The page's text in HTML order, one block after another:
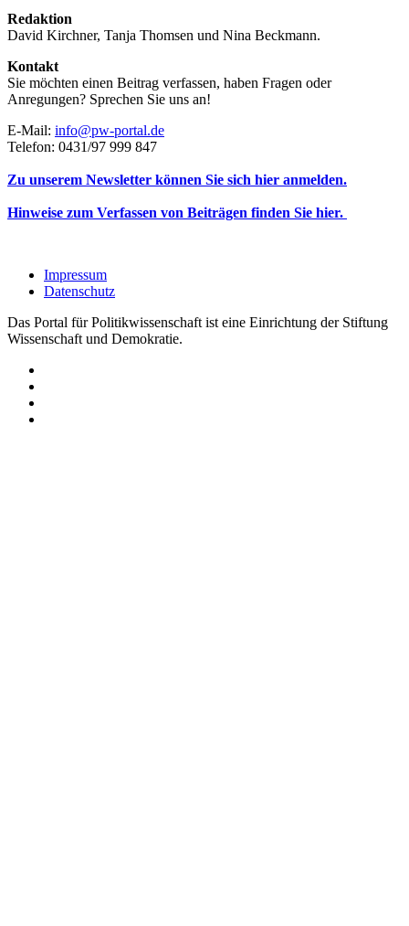
Redaktion
David Kirchner, Tanja Thomsen und Nina Beckmann.
Kontakt
Sie möchten einen Beitrag verfassen, haben Fragen oder
Anregungen? Sprechen Sie uns an!
E-Mail: info@pw-portal.de
Telefon: 0431/97 999 847
Zu unserem Newsletter können Sie sich hier anmelden.
Hinweise zum Verfassen von Beiträgen finden Sie hier.
Impressum
Datenschutz
Das Portal für Politikwissenschaft ist eine Einrichtung der Stiftung
Wissenschaft und Demokratie.